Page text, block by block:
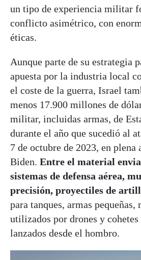
un tipo de experiencia militar
conflicto asimétrico, con
éticas.
Aunque parte de su estrategia
apuesta por la industria local
el coste de la guerra, Israel
menos 17.900 millones de
militar, incluidas armas, de
durante el año que sucedió al
7 de octubre de 2023, en
Biden. Entre el material
sistemas de defensa aérea,
precisión, proyectiles de
para tanques, armas
utilizados por drones y cohetes
lanzados desde el hombro.